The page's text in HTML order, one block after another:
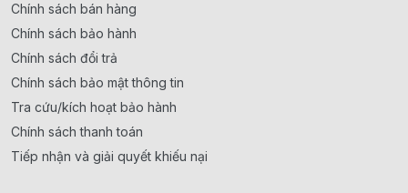
Chính sách bán hàng
Chính sách bảo hành
Chính sách đổi trả
Chính sách bảo mật thông tin
Tra cứu/kích hoạt bảo hành
Chính sách thanh toán
Tiếp nhận và giải quyết khiếu nại